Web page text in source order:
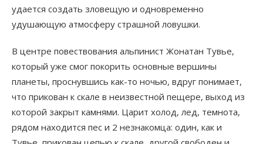
удается создать зловещую и одновременно
удушающую атмосферу страшной ловушки.
В центре повествования альпинист Жонатан Тувье,
который уже смог покорить основные вершины
планеты, проснувшись как-то ночью, вдруг понимает,
что прикован к скале в неизвестной пещере, выход из
которой закрыт камнями. Царит холод, лед, темнота,
рядом находится пес и 2 незнакомца: один, как и